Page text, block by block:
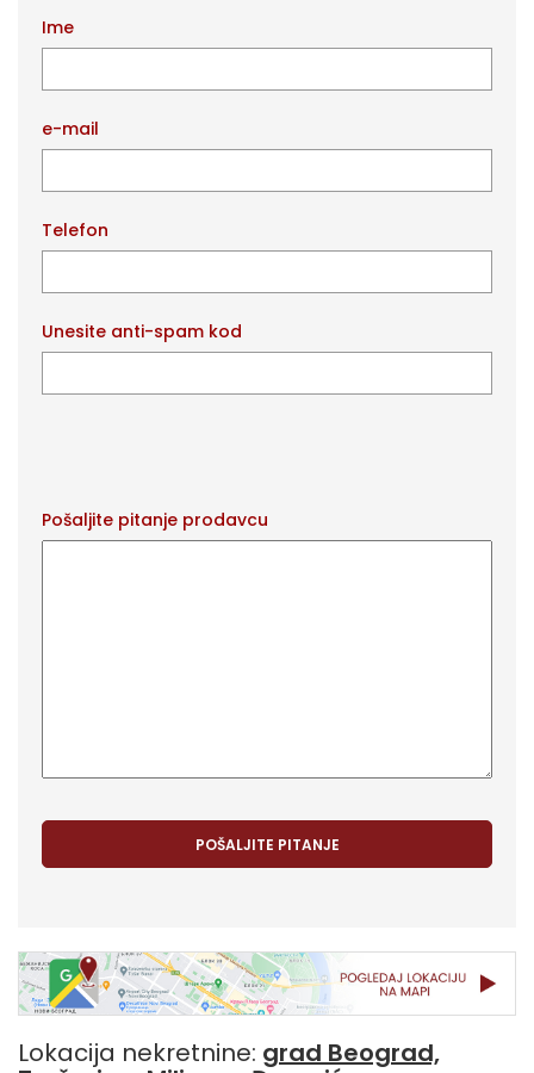
Ime
e-mail
Telefon
Unesite anti-spam kod
Pošaljite pitanje prodavcu
Lokacija nekretnine: grad Beograd,